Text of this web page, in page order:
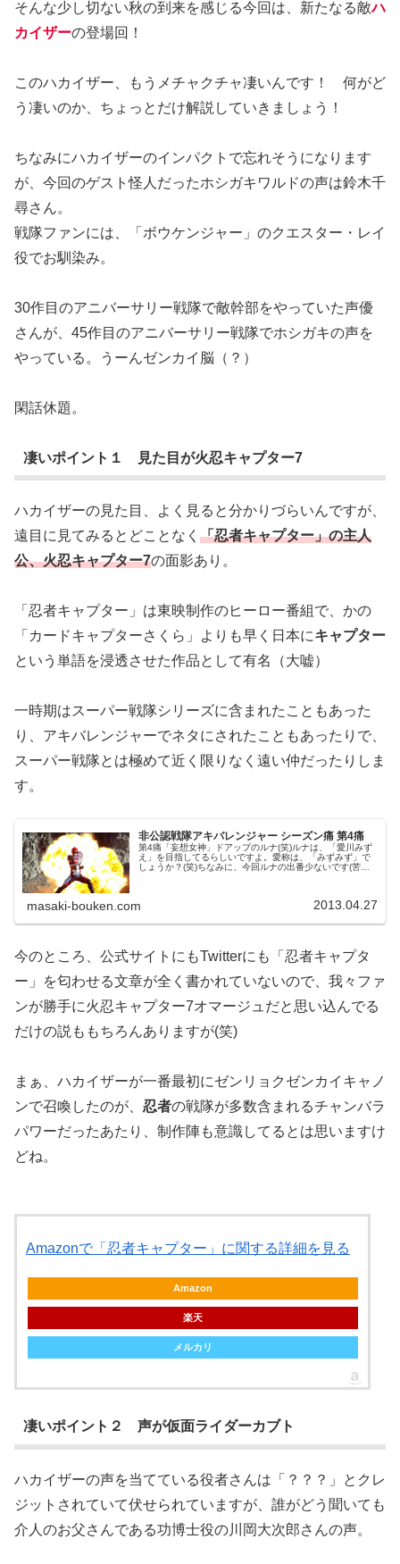
そんな少し切ない秋の到来を感じる今回は、新たなる敵ハ
カイザーの登場回！
このハカイザー、もうメチャクチャ凄いんです！ 何がど
う凄いのか、ちょっとだけ解説していきましょう！
ちなみにハカイザーのインパクトで忘れそうになります
が、今回のゲスト怪人だったホシガキワルドの声は鈴木千
尋さん。
戦隊ファンには、「ボウケンジャー」のクエスター・レイ
役でお馴染み。
30作目のアニバーサリー戦隊で敵幹部をやっていた声優
さんが、45作目のアニバーサリー戦隊でホシガキの声を
やっている。うーんゼンカイ脳（？）
閑話休題。
凄いポイント１ 見た目が火忍キャプター7
ハカイザーの見た目、よく見ると分かりづらいんですが、
遠目に見てみるとどことなく 「忍者キャプター」の主人
公、火忍キャプター7の面影あり。
「忍者キャプター」は東映制作のヒーロー番組で、かの
「カードキャプターさくら」よりも早く日本にキャプター
という単語を浸透させた作品として有名（大嘘）
一時期はスーパー戦隊シリーズに含まれたこともあった
り、アキバレンジャーでネタにされたこともあったりで、
スーパー戦隊とは極めて近く限りなく遠い仲だったりしま
す。
非公認戦隊アキバレンジャー シーズン痛 第4痛
第4痛「妄想女神」ドアップのルナ(笑)ルナは、「愛川みず
え」を目指してるらしいですよ。愛称は、「みずみず」で
しょうか？(笑)ちなみに、今回ルナの出番少ないです(苦笑)
masaki-bouken.com 2013.04.27
今のところ、公式サイトにもTwitterにも「忍者キャプタ
ー」を匂わせる文章が全く書かれていないので、我々ファ
ンが勝手に火忍キャプター7オマージュだと思い込んでる
だけの説ももちろんありますが(笑)
まぁ、ハカイザーが一番最初にゼンリョクゼンカイキャノ
ンで召喚したのが、 忍者の戦隊が多数含まれるチャンバラ
パワーだったあたり、制作陣も意識してるとは思いますけ
どね。
Amazonで「忍者キャプター」に関する詳細を見る
Amazon
楽天
メルカリ
凄いポイント２ 声が仮面ライダーカブト
ハカイザーの声を当てている役者さんは「？？？」とクレ
ジットされていて伏せられていますが、誰がどう聞いても
介人のお父さんである功博士役の川岡大次郎さんの声。